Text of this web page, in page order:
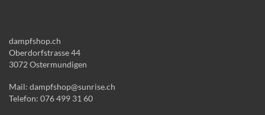
dampfshop.ch
Oberdorfstrasse 44
3072 Ostermundigen
Mail: dampfshop@sunrise.ch
Telefon: 076 499 31 60